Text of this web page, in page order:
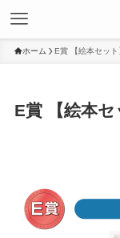
ホーム E賞 【絵本セッ
E賞 【絵本